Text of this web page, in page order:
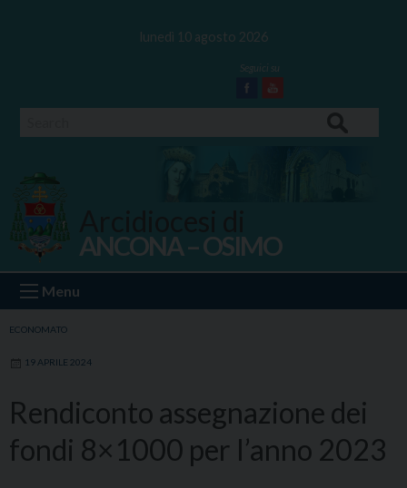
lunedì 10 agosto 2026
Facebook
Youtube
Ancona Osimo
ANCONA – OSIMO
Menu
ECONOMATO
19 APRILE 2024
Rendiconto assegnazione dei
fondi 8×1000 per l’anno 2023